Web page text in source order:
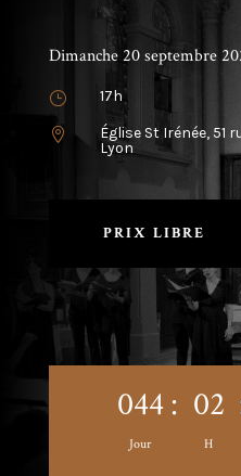
Dimanche 20 septembre
} 17h

Église St Irénée, 51
Lyon
PRIX LIBRE
044
Jour
: 02
H